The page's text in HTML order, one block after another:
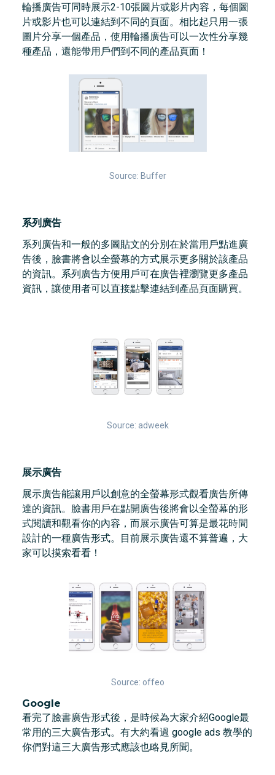
輪播廣告可同時展示2-10張圖片或影片內容，每個圖
片或影片也可以連結到不同的頁面。相比起只用一張
圖片分享一個產品，使用輪播廣告可以一次性分享幾
種產品，還能帶用戶們到不同的產品頁面！
Source: Buffer
系列廣告
系列廣告和一般的多圖貼文的分別在於當用戶點進廣
告後，臉書將會以全螢幕的方式展示更多關於該產品
的資訊。系列廣告方便用戶可在廣告裡瀏覽更多產品
資訊，讓使用者可以直接點擊連結到產品頁面購買。
Source: adweek
展示廣告
展示廣告能讓用戶以創意的全螢幕形式觀看廣告所傳
達的資訊。臉書用戶在點開廣告後將會以全螢幕的形
式閱讀和觀看你的內容，而展示廣告可算是最花時間
設計的一種廣告形式。目前展示廣告還不算普遍，大
家可以摸索看看！
Source: offeo
Google
看完了臉書廣告形式後，是時候為大家介紹Google最
常用的三大廣告形式。有大約看過 google ads 教學的
你們對這三大廣告形式應該也略見所聞。